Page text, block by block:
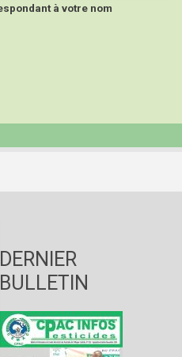
à votre nom
DERNIER
BULLETIN